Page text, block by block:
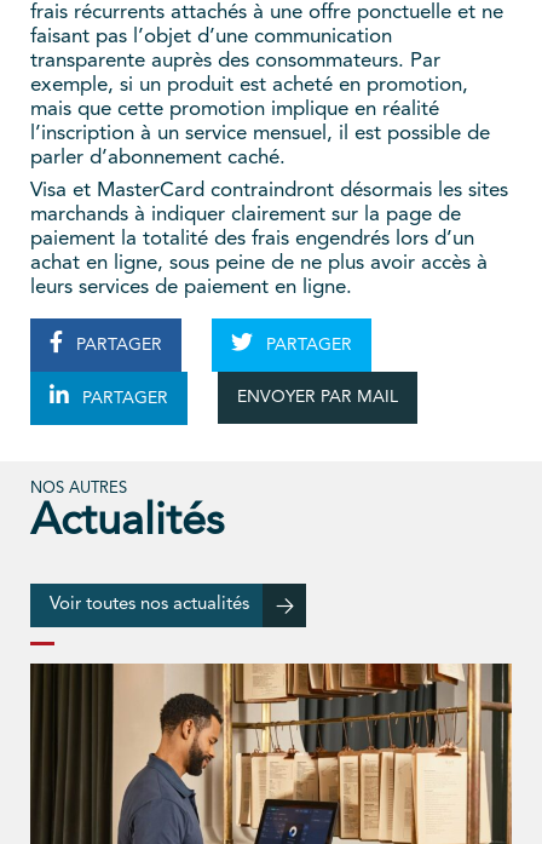
frais récurrents attachés à une offre ponctuelle et ne
faisant pas l’objet d’une communication
transparente auprès des consommateurs. Par
exemple, si un produit est acheté en promotion,
mais que cette promotion implique en réalité
l’inscription à un service mensuel, il est possible de
parler d’abonnement caché.
Visa et MasterCard contraindront désormais les sites
marchands à indiquer clairement sur la page de
paiement la totalité des frais engendrés lors d’un
achat en ligne, sous peine de ne plus avoir accès à
leurs services de paiement en ligne.
PARTAGER PARTAGER
PARTAGER ENVOYER PAR MAIL
NOS AUTRES
Actualités
Voir toutes nos actualités